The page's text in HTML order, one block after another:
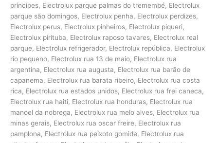
príncipes, Electrolux parque palmas do tremembé, Electrolux
parque são domingos, Electrolux penha, Electrolux perdizes,
Electrolux perus, Electrolux pinheiros, Electrolux piqueri,
Electrolux pirituba, Electrolux raposo tavares, Electrolux real
parque, Electrolux refrigerador, Electrolux república, Electrolux
rio pequeno, Electrolux rua 13 de maio, Electrolux rua
argentina, Electrolux rua augusta, Electrolux rua barão de
capanema, Electrolux rua barata ribeiro, Electrolux rua costa
rica, Electrolux rua estados unidos, Electrolux rua frei caneca,
Electrolux rua haiti, Electrolux rua honduras, Electrolux rua
manoel da nobrega, Electrolux rua melo alves, Electrolux rua
minas gerais, Electrolux rua oscar freire, Electrolux rua
pamplona, Electrolux rua peixoto gomide, Electrolux rua